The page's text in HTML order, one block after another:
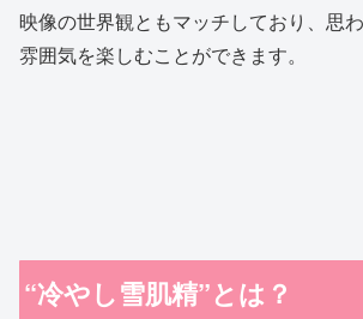
映像の世界観ともマッチしており、思
雰囲気を楽しむことができます。
“冷やし雪肌精”とは？